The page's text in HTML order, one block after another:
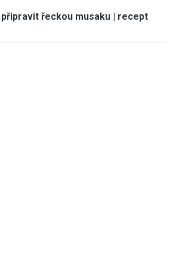
řeckou musaku | recept